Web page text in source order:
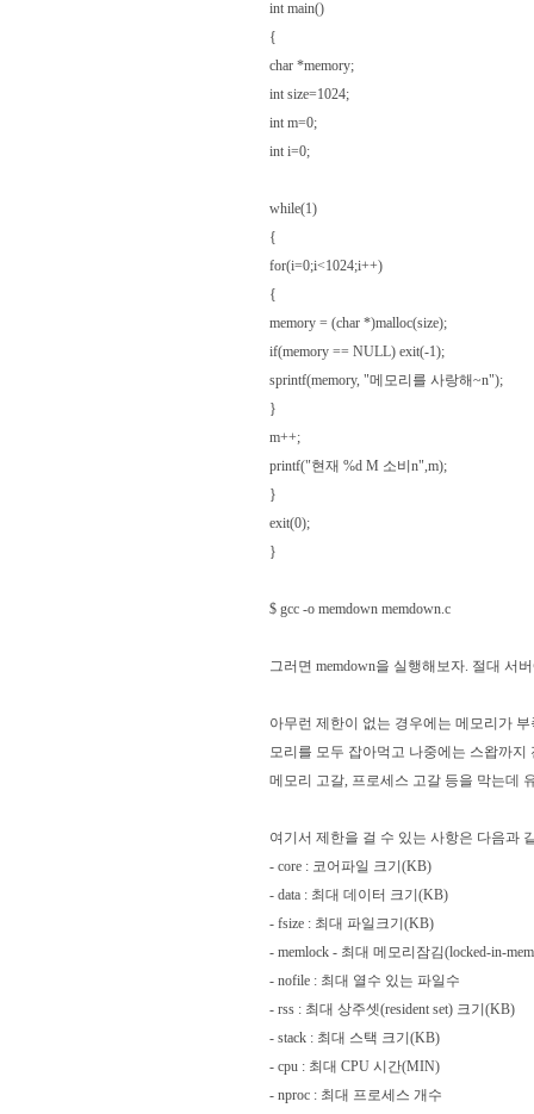
int main()
{
char *memory;
int size=1024;
int m=0;
int i=0;
while(1)
{
for(i=0;i<1024;i++)
{
memory = (char *)malloc(size);
if(memory == NULL) exit(-1);
sprintf(memory, "메모리를 사랑해~n");
}
m++;
printf("현재 %d M 소비n",m);
}
exit(0);
}
$ gcc -o memdown memdown.c
그러면 memdown을 실행해보자. 절대 서
아무런 제한이 없는 경우에는 메모리가
모리를 모두 잡아먹고 나중에는 스왑까지
메모리 고갈, 프로세스 고갈 등을 막는데
여기서 제한을 걸 수 있는 사항은 다음과
- core : 코어파일 크기(KB)
- data : 최대 데이터 크기(KB)
- fsize : 최대 파일크기(KB)
- memlock - 최대 메모리잠김(locked-in-
- nofile : 최대 열수 있는 파일수
- rss : 최대 상주셋(resident set) 크기(KB)
- stack : 최대 스택 크기(KB)
- cpu : 최대 CPU 시간(MIN)
- nproc : 최대 프로세스 개수